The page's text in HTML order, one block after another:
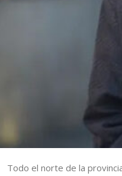
Todo el norte de la